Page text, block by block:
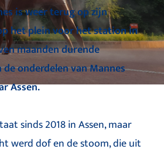
is weer terug op zijn
het plein voor het station in
maanden durende
onderdelen van Mannes
Assen.
sinds 2018 in Assen, maar
werd dof en de stoom, die uit